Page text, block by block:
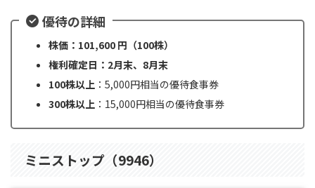
優待の詳細
株価：101,600 円（100株）
権利確定日：2月末、8月末
100株以上 ：5,000円相当の優待食事券
300株以上 ：15,000円相当の優待食事券
ミニストップ（9946）